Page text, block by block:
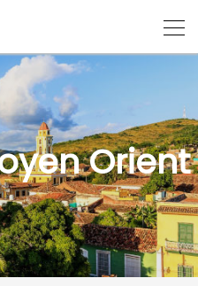
Orient